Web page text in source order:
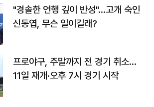
"경솔한 언행 깊이 반성"…고개 숙인
신동엽, 무슨 일이길래?
프로야구, 주말까지 전 경기 취소…
11일 재개·오후 7시 경기 시작